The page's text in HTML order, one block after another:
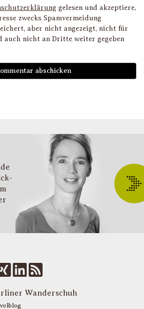
gelesen und akzeptiere,
zwecks Spamvermeidung
aber nicht angezeigt, nicht für
auch nicht an Dritte weiter gegeben
Wanderschuh